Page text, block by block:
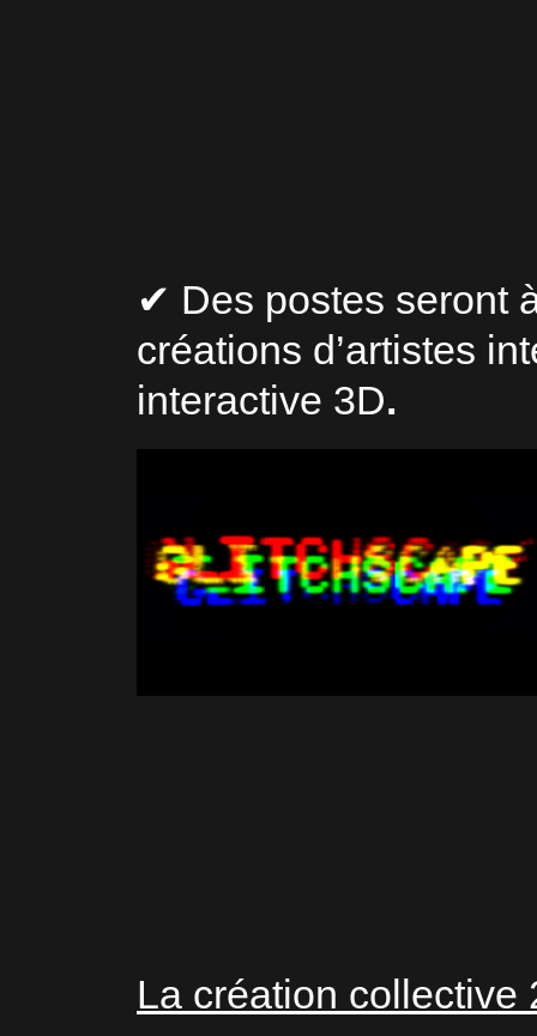
✔ Des postes seront
créations d’artistes
interactive 3D.
La création collective